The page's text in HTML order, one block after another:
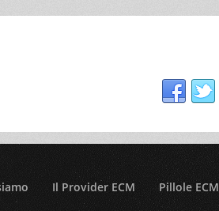
Il Provider ECM Pillole ECM